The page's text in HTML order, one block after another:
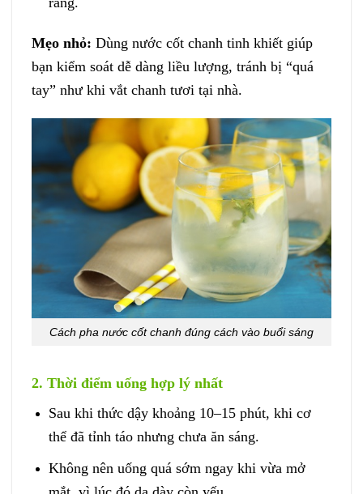
Mẹo nhỏ: Dùng nước cốt chanh tinh khiết giúp
bạn kiểm soát dễ dàng liều lượng, tránh bị “quá
tay” như khi vắt chanh tươi tại nhà.
Cách pha nước cốt chanh đúng cách vào buổi sáng
2. Thời điểm uống hợp lý nhất
Sau khi thức dậy khoảng 10–15 phút, khi cơ
thể đã tỉnh táo nhưng chưa ăn sáng.
Không nên uống quá sớm ngay khi vừa mở